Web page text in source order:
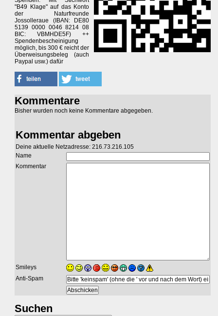
"B49 Klage" auf das Konto
der Naturfreunde
Jossolleraue (IBAN: DE80
5139 0000 0046 8214 08
BIC: VBMHDE5F) ++
Spendenbescheinigung
möglich, bis 300 € reicht der
Überweisungsbeleg (auch
Paypal usw.) dafür
Kommentare
Bisher wurden noch keine Kommentare abgegeben.
Kommentar abgeben
Deine aktuelle Netzadresse: 216.73.216.105
Name
Kommentar
Smileys
Anti-Spam
Suchen